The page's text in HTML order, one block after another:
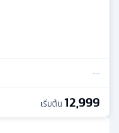
เริ่มต้น 12,999